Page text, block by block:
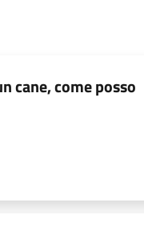
cane, come posso